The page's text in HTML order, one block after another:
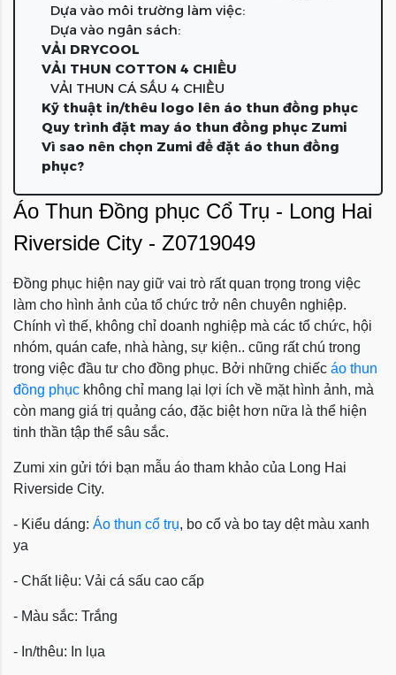
Dựa vào môi trường làm việc:
Dựa vào ngân sách:
VẢI DRYCOOL
VẢI THUN COTTON 4 CHIỀU
VẢI THUN CÁ SẤU 4 CHIỀU
Kỹ thuật in/thêu logo lên áo thun đồng phục
Quy trình đặt may áo thun đồng phục Zumi
Vì sao nên chọn Zumi để đặt áo thun đồng
phục?
Áo Thun Đồng phục Cổ Trụ - Long Hai
Riverside City - Z0719049
Đồng phục hiện nay giữ vai trò rất quan trọng trong việc
làm cho hình ảnh của tổ chức trở nên chuyên nghiệp.
Chính vì thế, không chỉ doanh nghiệp mà các tổ chức, hội
nhóm, quán cafe, nhà hàng, sự kiện.. cũng rất chú trong
trong việc đầu tư cho đồng phục. Bởi những chiếc áo thun
đồng phục không chỉ mang lại lợi ích về mặt hình ảnh, mà
còn mang giá trị quảng cáo, đặc biệt hơn nữa là thể hiện
tinh thần tập thể sâu sắc.
Zumi xin gửi tới bạn mẫu áo tham khảo của Long Hai
Riverside City.
- Kiểu dáng: Áo thun cổ trụ, bo cổ và bo tay dệt màu xanh
ya
- Chất liệu: Vải cá sấu cao cấp
- Màu sắc: Trắng
- In/thêu: In lụa